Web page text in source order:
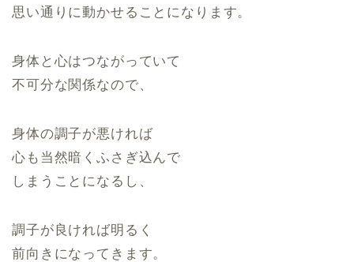
思い通りに動かせることになります。
身体と心はつながっていて
不可分な関係なので、
身体の調子が悪ければ
心も当然暗くふさぎ込んで
しまうことになるし、
調子が良ければ明るく
前向きになってきます。